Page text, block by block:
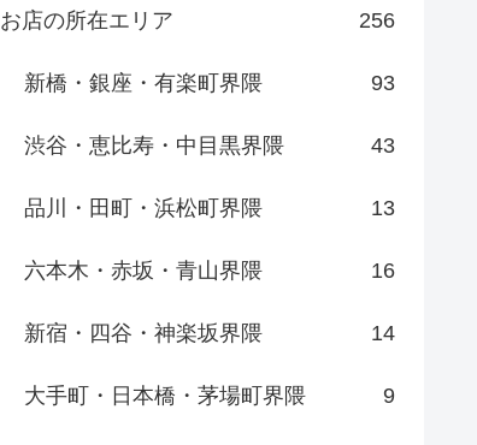
お店の所在エリア 256
新橋・銀座・有楽町界隈 93
渋谷・恵比寿・中目黒界隈 43
品川・田町・浜松町界隈 13
六本木・赤坂・青山界隈 16
新宿・四谷・神楽坂界隈 14
大手町・日本橋・茅場町界隈 9